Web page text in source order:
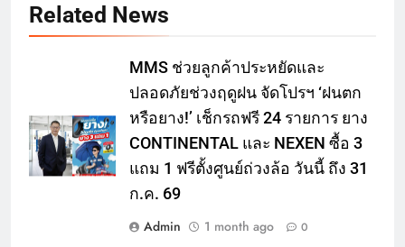
Related News
MMS ช่วยลูกค้าประหยัดและ
ปลอดภัยช่วงฤดูฝน จัดโปรฯ ‘ฝนตก
หรือยาง!’ เช็กรถฟรี 24 รายการ ยาง
CONTINENTAL และ NEXEN ซื้อ 3
แถม 1 ฟรีตั้งศูนย์ถ่วงล้อ วันนี้ ถึง 31
ก.ค. 69
Admin
1 month ago 0